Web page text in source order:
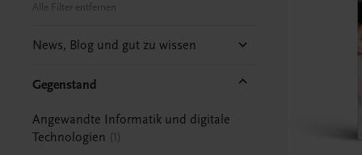
Alle Filter entfernen
News, Blog und gut zu wissen
Gegenstand
Angewandte Informatik und digitale
Technologien
1